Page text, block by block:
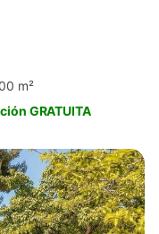
m²
GRATUITA